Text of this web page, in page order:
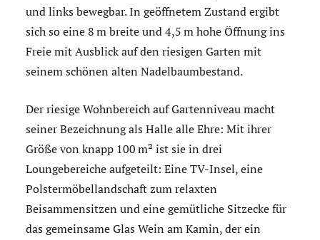
und links bewegbar. In geöffnetem Zustand ergibt
sich so eine 8 m breite und 4,5 m hohe Öffnung ins
Freie mit Ausblick auf den riesigen Garten mit
seinem schönen alten Nadelbaumbestand.
Der riesige Wohnbereich auf Gartenniveau macht
seiner Bezeichnung als Halle alle Ehre: Mit ihrer
Größe von knapp 100 m² ist sie in drei
Loungebereiche aufgeteilt: Eine TV-Insel, eine
Polstermöbellandschaft zum relaxten
Beisammensitzen und eine gemütliche Sitzecke für
das gemeinsame Glas Wein am Kamin, der ein